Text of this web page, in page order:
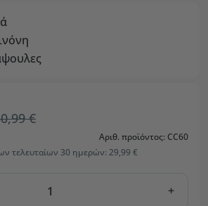
€
Αριθ. προϊόντος: CC60
τελευταίων 30 ημερών: 29,99 €
+